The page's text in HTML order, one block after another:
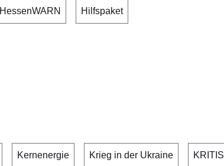
HessenWARN Hilfspaket
Kernenergie Krieg in der Ukraine KRITIS